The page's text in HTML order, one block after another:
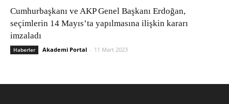
Cumhurbaşkanı ve AKP Genel Başkanı Erdoğan,
seçimlerin 14 Mayıs’ta yapılmasına ilişkin kararı
imzaladı
Haberler Akademi Portal - 11 Mart 2023